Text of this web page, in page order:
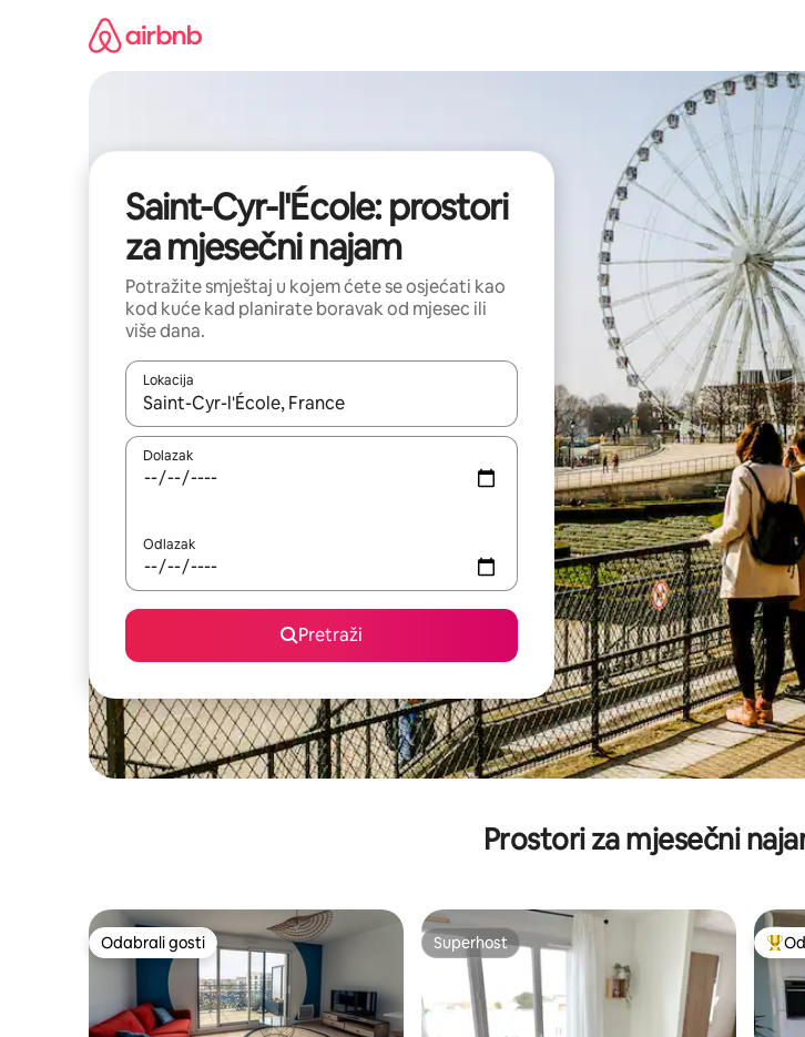
Saint-Cyr-l'École: prostori
za mjesečni najam
Potražite smještaj u kojem ćete se osjećati kao
kod kuće kad planirate boravak od mjesec ili
više dana.
Lokacija
Kada budu dostupni rezultati, moći ćete ih pregledati koristeći se strelicama prema gore i
Dolazak
Odlazak
Pretraži
Prostori za mjesečni
Odabrali gosti
Odabrali gosti Superhost
Superhost